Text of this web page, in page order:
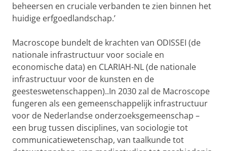
beheersen en cruciale verbanden te zien binnen het
huidige erfgoedlandschap.’
Macroscope bundelt de krachten van ODISSEI (de
nationale infrastructuur voor sociale en
economische data) en CLARIAH-NL (de nationale
infrastructuur voor de kunsten en de
geesteswetenschappen)..In 2030 zal de Macroscope
fungeren als een gemeenschappelijk infrastructuur
voor de Nederlandse onderzoeksgemeenschap –
een brug tussen disciplines, van sociologie tot
communicatiewetenschap, van taalkunde tot